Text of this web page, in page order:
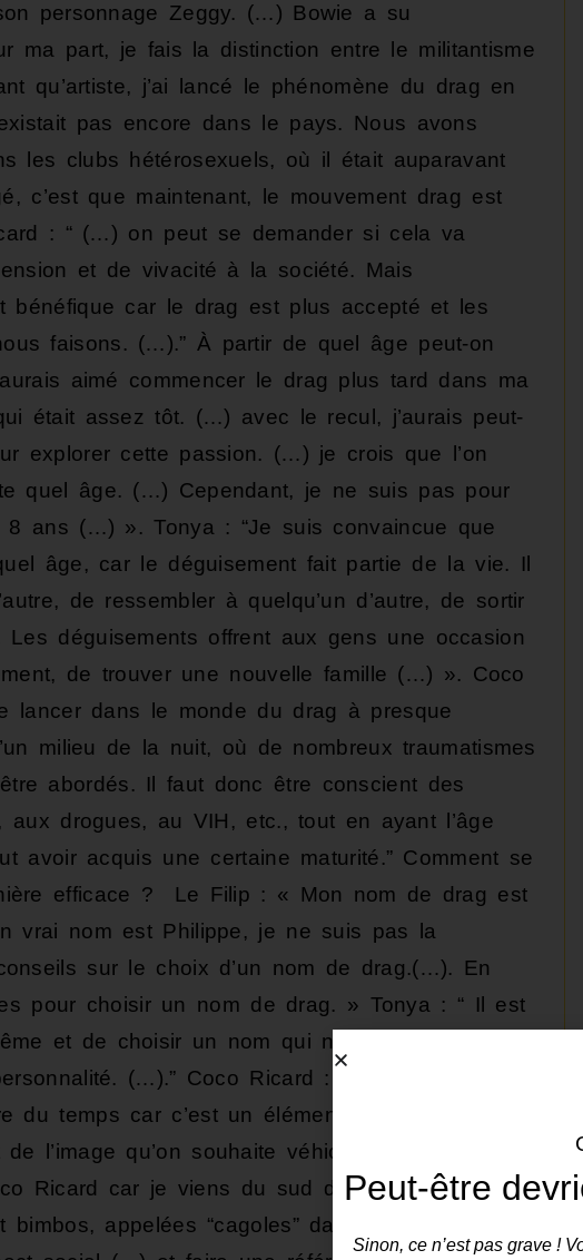
personnage Zeggy. (…) Bowie a su
ma part, je fais la distinction entre le militantisme
qu’artiste, j’ai lancé le phénomène du drag en
pas encore dans le pays. Nous avons
les clubs hétérosexuels, où il était auparavant
c’est que maintenant, le mouvement drag est
: “ (…) on peut se demander si cela va
et de vivacité à la société. Mais
bénéfique car le drag est plus accepté et les
faisons. (…).” À partir de quel âge peut-on
aimé commencer le drag plus tard dans ma
était assez tôt. (…) avec le recul, j’aurais peut-
explorer cette passion. (…) je crois que l’on
quel âge. (…) Cependant, je ne suis pas pour
ans (…) ». Tonya : “Je suis convaincue que
âge, car le déguisement fait partie de la vie. Il
de ressembler à quelqu’un d’autre, de sortir
déguisements offrent aux gens une occasion
de trouver une nouvelle famille (…) ». Coco
lancer dans le monde du drag à presque
milieu de la nuit, où de nombreux traumatismes
abordés. Il faut donc être conscient des
aux drogues, au VIH, etc., tout en ayant l’âge
avoir acquis une certaine maturité.” Comment se
efficace ? Le Filip : « Mon nom de drag est
vrai nom est Philippe, je ne suis pas la
sur le choix d’un nom de drag.(…). En
pour choisir un nom de drag. » Tonya : “ Il est
et de choisir un nom qui nous représente. Le
(…).” Coco Ricard : “Trouver le nom
du temps car c’est un élément important de la
l’image qu’on souhaite véhiculer en tant
Ricard car je viens du sud de la France
appelées “cagoles” dans le sud. Je
Peut-être
Sinon, ce n’est pas grave !